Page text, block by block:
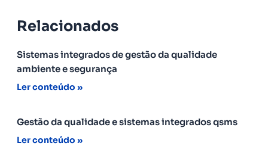
Relacionados
Sistemas integrados de gestão da qualidade
ambiente e segurança
Ler conteúdo »
Gestão da qualidade e sistemas integrados qsms
Ler conteúdo »